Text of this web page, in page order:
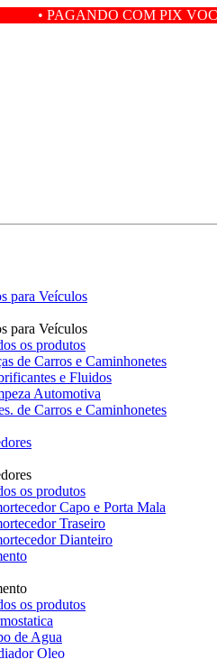
PIX VOCÊ GANHA 5%
para Veículos
para Veículos
os produtos
de Carros e Caminhonetes
e Fluidos
Automotiva
de Carros e Caminhonetes
os produtos
Capo e Porta Mala
Traseiro
Dianteiro
os produtos
de Agua
Oleo